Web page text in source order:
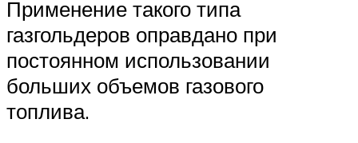
Применение такого типа
газгольдеров оправдано при
постоянном использовании
больших объемов газового
топлива.